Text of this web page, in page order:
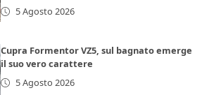
5 Agosto 2026
Cupra Formentor VZ5, sul bagnato emerge
il suo vero carattere
5 Agosto 2026